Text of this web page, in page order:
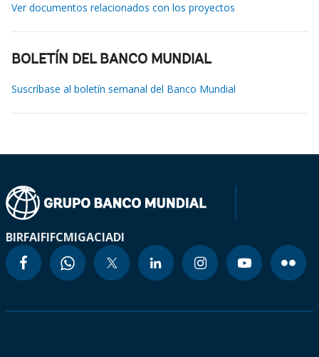
Ver documentos relacionados con los proyectos
BOLETÍN DEL BANCO MUNDIAL
Suscríbase al boletín semanal del Banco Mundial
BIRFAIFIFCMIGACIADI